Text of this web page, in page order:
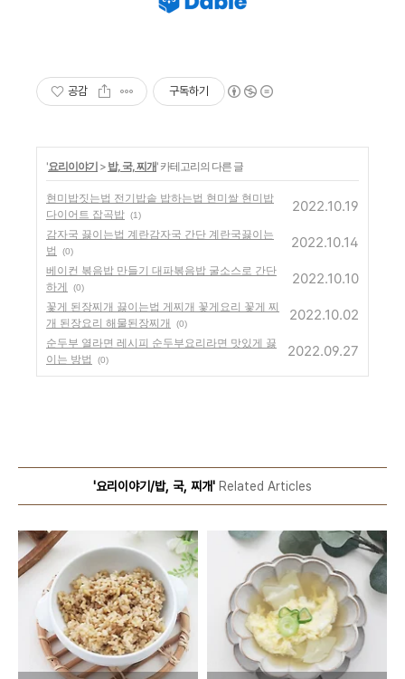
공감 구독하기
'요리이야기 > 밥, 국, 찌개' 카테고리의 다른 글
현미밥짓는법 전기밥솥 밥하는법 현미쌀 현미밥
다이어트 잡곡밥 (1)
2022.10.19
감자국 끓이는법 계란감자국 간단 계란국끓이는
법
(0)
2022.10.14
베이컨 볶음밥 만들기 대파볶음밥 굴소스로 간단
하게
(0)
2022.10.10
꽃게 된장찌개 끓이는법 게찌개 꽃게요리 꽃게 찌
개 된장요리 해물된장찌개
(0)
2022.10.02
순두부 열라면 레시피 순두부요리라면 맛있게 끓
이는 방법
(0)
2022.09.27
'요리이야기/밥, 국, 찌개' Related Articles